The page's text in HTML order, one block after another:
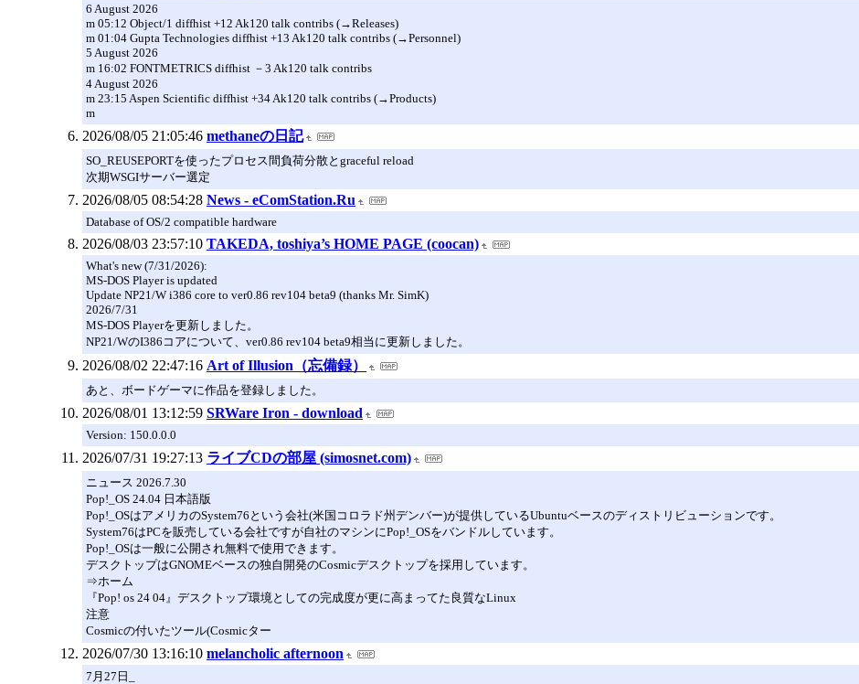
6 August 2026
m 05:12 Object/1 diffhist +12 Ak120 talk contribs (→Releases)
m 01:04 Gupta Technologies diffhist +13 Ak120 talk contribs (→Personnel)
5 August 2026
m 16:02 FONTMETRICS diffhist －3 Ak120 talk contribs
4 August 2026
m 23:15 Aspen Scientific diffhist +34 Ak120 talk contribs (→Products)
m
2026/08/05 21:05:46 methaneの日記
SO_REUSEPORTを使ったプロセス間負荷分散とgraceful reload
次期WSGIサーバー選定
2026/08/05 08:54:28 News - eComStation.Ru
Database of OS/2 compatible hardware
2026/08/03 23:57:10 TAKEDA, toshiya’s HOME PAGE (coocan)
What's new (7/31/2026):
MS-DOS Player is updated
Update NP21/W i386 core to ver0.86 rev104 beta9 (thanks Mr. SimK)
2026/7/31
MS-DOS Playerを更新しました。
NP21/WのI386コアについて、ver0.86 rev104 beta9相当に更新しました。
2026/08/02 22:47:16 Art of Illusion（忘備録）
あと、ボードゲーマに作品を登録しました。
2026/08/01 13:12:59 SRWare Iron - download
Version: 150.0.0.0
2026/07/31 19:27:13 ライブCDの部屋 (simosnet.com)
ニュース 2026.7.30
Pop!_OS 24.04 日本語版
Pop!_OSはアメリカのSystem76という会社(米国コロラド州デンバー)が提供しているUbuntuベースのディストリビューションです。
System76はPCを販売している会社ですが自社のマシンにPop!_OSをバンドルしています。
Pop!_OSは一般に公開され無料で使用できます。
デスクトップはGNOMEベースの独自開発のCosmicデスクトップを採用しています。
⇒ホーム
『Pop! os 24 04』デスクトップ環境としての完成度が更に高まってた良質なLinux
注意
Cosmicの付いたツール(Cosmicター
2026/07/30 13:16:10 melancholic afternoon
7月27日_